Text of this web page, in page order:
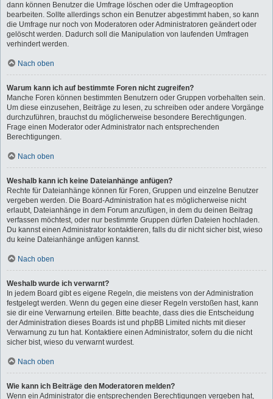
dann können Benutzer die Umfrage löschen oder die Umfrageoption
bearbeiten. Sollte allerdings schon ein Benutzer abgestimmt haben, so kann
die Umfrage nur noch von Moderatoren oder Administratoren geändert oder
gelöscht werden. Dadurch soll die Manipulation von laufenden Umfragen
verhindert werden.
Nach oben
Warum kann ich auf bestimmte Foren nicht zugreifen?
Manche Foren können bestimmten Benutzern oder Gruppen vorbehalten sein.
Um diese einzusehen, Beiträge zu lesen, zu schreiben oder andere Vorgänge
durchzuführen, brauchst du möglicherweise besondere Berechtigungen.
Frage einen Moderator oder Administrator nach entsprechenden
Berechtigungen.
Nach oben
Weshalb kann ich keine Dateianhänge anfügen?
Rechte für Dateianhänge können für Foren, Gruppen und einzelne Benutzer
vergeben werden. Die Board-Administration hat es möglicherweise nicht
erlaubt, Dateianhänge in dem Forum anzufügen, in dem du deinen Beitrag
verfassen möchtest, oder nur bestimmte Gruppen dürfen Dateien hochladen.
Du kannst einen Administrator kontaktieren, falls du dir nicht sicher bist, wieso
du keine Dateianhänge anfügen kannst.
Nach oben
Weshalb wurde ich verwarnt?
In jedem Board gibt es eigene Regeln, die meistens von der Administration
festgelegt werden. Wenn du gegen eine dieser Regeln verstoßen hast, kann
sie dir eine Verwarnung erteilen. Bitte beachte, dass dies die Entscheidung
der Administration dieses Boards ist und phpBB Limited nichts mit dieser
Verwarnung zu tun hat. Kontaktiere einen Administrator, sofern du die nicht
sicher bist, wieso du verwarnt wurdest.
Nach oben
Wie kann ich Beiträge den Moderatoren melden?
Wenn ein Administrator die entsprechenden Berechtigungen vergeben hat,